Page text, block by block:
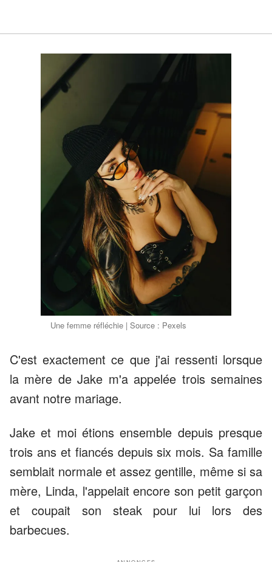
Une femme réfléchie | Source : Pexels
C'est exactement ce que j'ai ressenti lorsque
la mère de Jake m'a appelée trois semaines
avant notre mariage.
Jake et moi étions ensemble depuis presque
trois ans et fiancés depuis six mois. Sa famille
semblait normale et assez gentille, même si sa
mère, Linda, l'appelait encore son petit garçon
et coupait son steak pour lui lors des
barbecues.